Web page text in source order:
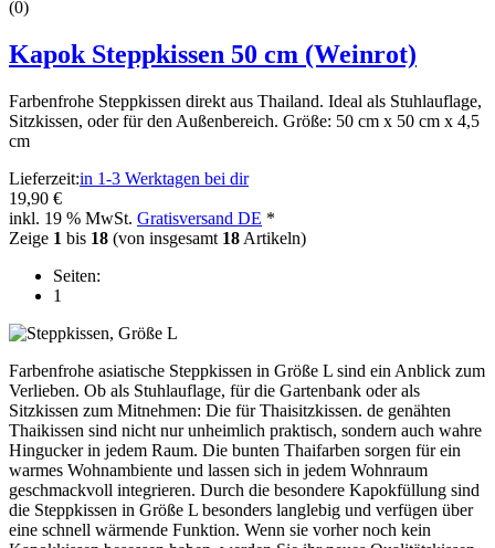
(0)
Kapok Steppkissen 50 cm (Weinrot)
Farbenfrohe Steppkissen direkt aus Thailand. Ideal als Stuhlauflage,
Sitzkissen, oder für den Außenbereich. Größe: 50 cm x 50 cm x 4,5
cm
Lieferzeit:in 1-3 Werktagen bei dir
19,90 €
inkl. 19 % MwSt. Gratisversand DE *
Zeige 1 bis 18 (von insgesamt 18 Artikeln)
Seiten:
1
Farbenfrohe asiatische Steppkissen in Größe L sind ein Anblick zum
Verlieben. Ob als Stuhlauflage, für die Gartenbank oder als
Sitzkissen zum Mitnehmen: Die für Thaisitzkissen. de genähten
Thaikissen sind nicht nur unheimlich praktisch, sondern auch wahre
Hingucker in jedem Raum. Die bunten Thaifarben sorgen für ein
warmes Wohnambiente und lassen sich in jedem Wohnraum
geschmackvoll integrieren. Durch die besondere Kapokfüllung sind
die Steppkissen in Größe L besonders langlebig und verfügen über
eine schnell wärmende Funktion. Wenn sie vorher noch kein